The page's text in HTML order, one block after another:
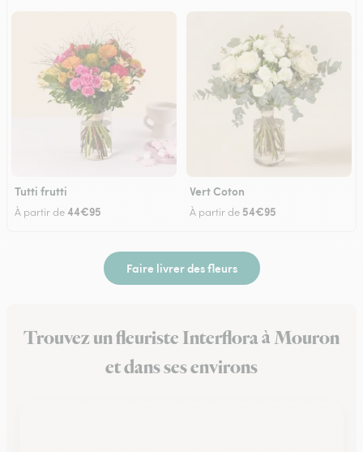
Tutti frutti
À partir de44€95
Vert Coton
À partir de 54€95
Faire livrer des fleurs
Trouvez un fleuriste Interflora à Mouron
et dans ses environs